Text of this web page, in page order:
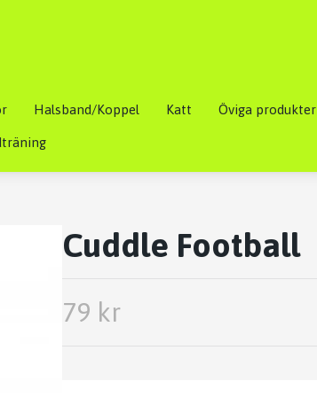
Halsband/Koppel Katt Öviga produkter
Cuddle Football
79 kr